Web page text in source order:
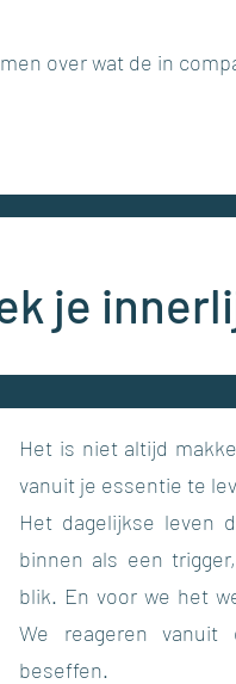
over wat de in
je
Het is niet altijd
vanuit je essentie te
Het dagelijkse leven
binnen als een
blik. En voor we het
We reageren
beseffen.